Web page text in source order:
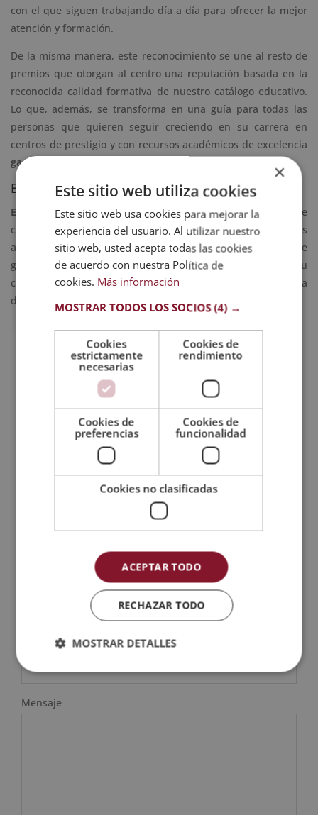
con el que siguen trabajando día a día para ofrecer la mejor
atención y formación.
De la misma manera, este reconocimiento se une al resto de
premios que otorgan al centro una reputación basada en la
reconocida calidad formativa de nuestro catálogo educativo.
Lo que, además, se transforma en una guía para todas las
personas que quieren seguir creciendo en su carrera en
centros de prestigio y con recursos académicos de excelencia
garantizados.
Esfuerzo y compromiso con la formación online
Esneca Business Schoolagradece a todas las personas que
confían en el centro desde sus inicios. También a todos los
alumnos y alumnas que han hecho lo posible para que este
galardón reconozca su trabajo diario. Por ello, siguen en su
compromiso por trabajar día a día por una oferta formativa
de calidad y accesible para todos.
SOLICITA MÁS INFORMACIÓN
Tu correo electrónico (*)
Indícanos en qué curso estás interesado (*)
Mensaje
×
Este sitio web utiliza cookies
Este sitio web usa cookies para mejorar la
experiencia del usuario. Al utilizar nuestro
sitio web, usted acepta todas las cookies
de acuerdo con nuestra Política de
cookies. Más información
MOSTRAR TODOS LOS SOCIOS(4) →
Cookies
estrictamente
necesarias
Cookies de
rendimiento
Cookies de
preferencias
Cookies de
funcionalidad
Cookies no clasificadas
ACEPTAR TODO
RECHAZAR TODO
MOSTRAR DETALLES